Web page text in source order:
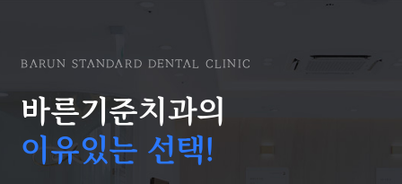
BARUN STANDARD DENTAL CLINIC
바른기준치과의
이유있는 선택!